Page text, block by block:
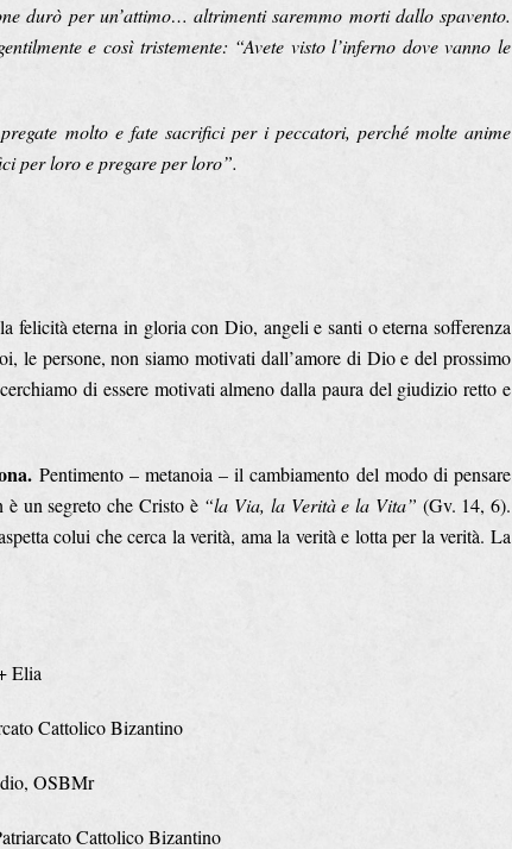
durò per un’attimo… altrimenti saremmo morti dallo spavento.
e così tristemente: “Avete visto l’inferno dove vanno le
molto e fate sacrifici per i peccatori, perché molte anime
per loro e pregare per loro”.
eterna in gloria con Dio, angeli e santi o eterna sofferenza
le persone, non siamo motivati dall’amore di Dio e del prossimo
di essere motivati almeno dalla paura del giudizio retto e
Pentimento – metanoia – il cambiamento del modo di pensare
un segreto che Cristo è “la Via, la Verità e la Vita” (Gv. 14, 6).
colui che cerca la verità, ama la verità e lotta per la verità. La
Elia
Cattolico Bizantino
OSBMr
Cattolico Bizantino